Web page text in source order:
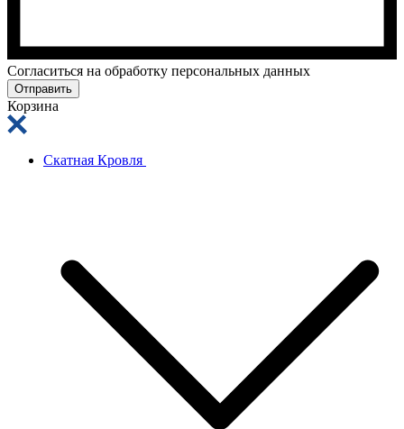
Cогласиться на обработку персональных данных
Отправить
Корзина
Скатная Кровля